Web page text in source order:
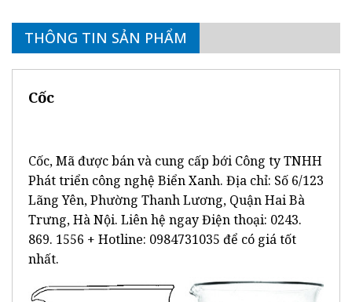
THÔNG TIN SẢN PHẨM
Cốc
Cốc, Mã được bán và cung cấp bới Công ty TNHH
Phát triển công nghệ Biển Xanh. Địa chỉ: Số 6/123
Lãng Yên, Phường Thanh Lương, Quận Hai Bà
Trưng, Hà Nội. Liên hệ ngay Điện thoại: 0243.
869. 1556 + Hotline: 0984731035 để có giá tốt
nhất.